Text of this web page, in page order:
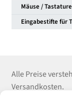
Mäuse /
Eingabestifte für
Alle Preise
Versandkosten.